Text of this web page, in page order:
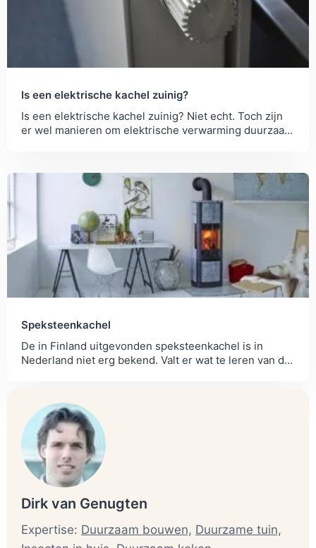
Is een elektrische kachel zuinig?
Is een elektrische kachel zuinig? Niet echt. Toch zijn
er wel manieren om elektrische verwarming duurzaam
Speksteenkachel
De in Finland uitgevonden speksteenkachel is in
Nederland niet erg bekend. Valt er wat te leren van de
Dirk van Genugten
Expertise: Duurzaam bouwen, Duurzame tuin,